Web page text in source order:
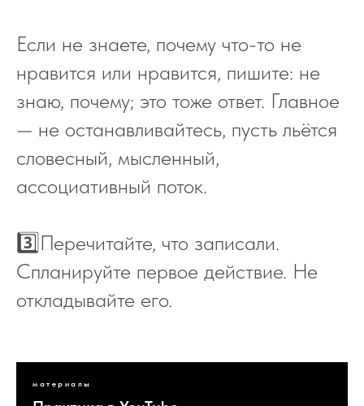
Если не знаете, почему что-то не
нравится или нравится, пишите: не
знаю, почему; это тоже ответ. Главное
— не останавливайтесь, пусть льётся
словесный, мысленный,
ассоциативный поток.
3️⃣Перечитайте, что записали.
Спланируйте первое действие. Не
откладывайте его.
материалы